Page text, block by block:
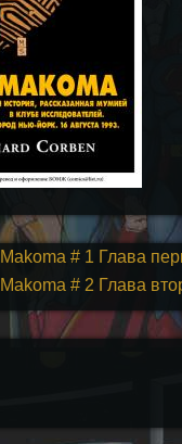
# 1 Глава
# 2 Глава